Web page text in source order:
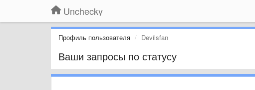
Unchecky
Профиль пользователя Devilsfan
Ваши запросы по статусу